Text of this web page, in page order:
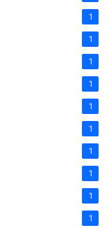
1
1
1
1
1
1
1
1
1
1